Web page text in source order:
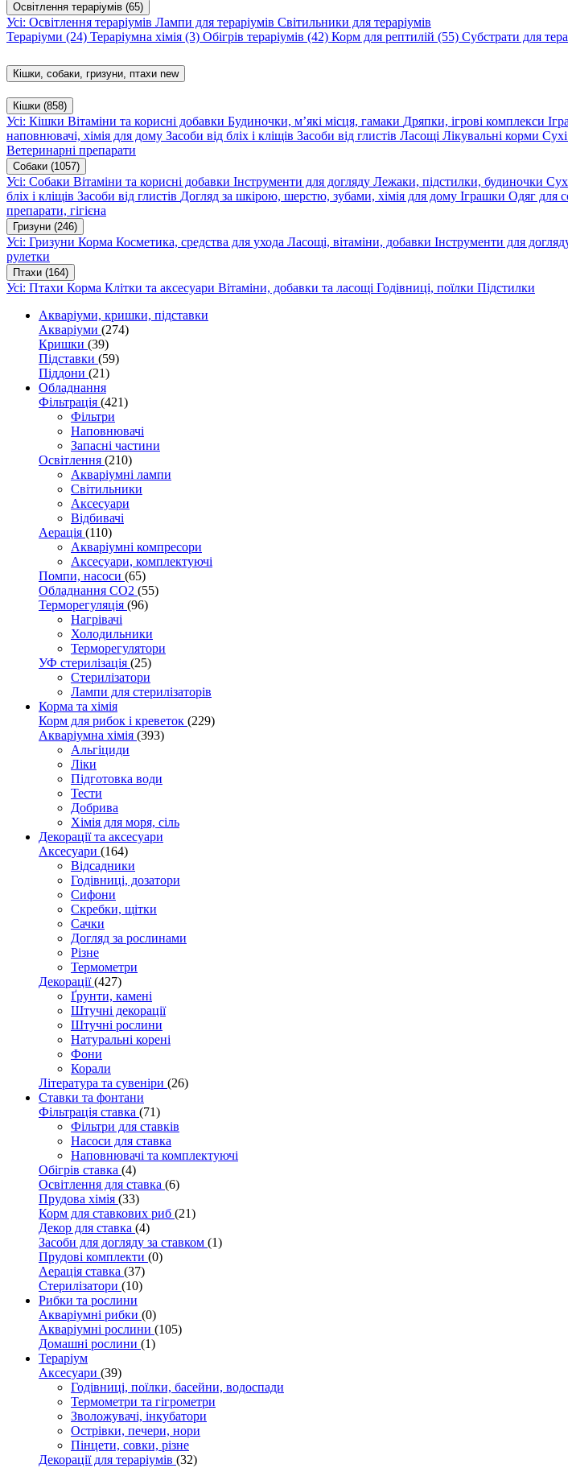
Освітлення тераріумів (65)
Усі: Освітлення тераріумів Лампи для тераріумів Світильники для тераріумів
Тераріуми (24) Тераріумна хімія (3) Обігрів тераріумів (42) Корм для рептилій (55) Субстрати для
Кішки, собаки, гризуни, птахи new
Кішки (858)
Усі: Кішки Вітаміни та корисні добавки Будиночки, м’які місця, гамаки Дряпки, ігрові комплекси
наповнювачі, хімія для дому Засоби від бліх і кліщів Засоби від глистів Ласощі Лікувальні корми
Ветеринарні препарати
Собаки (1057)
Усі: Собаки Вітаміни та корисні добавки Інструменти для догляду Лежаки, підстилки, будиночки
бліх і кліщів Засоби від глистів Догляд за шкірою, шерстю, зубами, хімія для дому Іграшки Одяг для
препарати, гігієна
Гризуни (246)
Усі: Гризуни Корма Косметика, средства для ухода Ласощі, вітаміни, добавки Інструменти для
рулетки
Птахи (164)
Усі: Птахи Корма Клітки та аксесуари Вітаміни, добавки та ласощі Годівниці, поїлки Підстилки
Акваріуми, кришки, підставки
Акваріуми (274)
Кришки (39)
Підставки (59)
Піддони (21)
Обладнання
Фільтрація (421)
Фільтри
Наповнювачі
Запасні частини
Освітлення (210)
Акваріумні лампи
Світильники
Аксесуари
Відбивачі
Аерація (110)
Акваріумні компресори
Аксесуари, комплектуючі
Помпи, насоси (65)
Обладнання CO2 (55)
Терморегуляція (96)
Нагрівачі
Холодильники
Терморегулятори
УФ стерилізація (25)
Стерилізатори
Лампи для стерилізаторів
Корма та хімія
Корм для рибок і креветок (229)
Акваріумна хімія (393)
Альгіциди
Ліки
Підготовка води
Тести
Добрива
Хімія для моря, сіль
Декорації та аксесуари
Аксесуари (164)
Відсадники
Годівниці, дозатори
Сифони
Скребки, щітки
Сачки
Догляд за рослинами
Різне
Термометри
Декорації(427)
Ґрунти, камені
Штучні декорації
Штучні рослини
Натуральні корені
Фони
Корали
Література та сувеніри (26)
Ставки та фонтани
Фільтрація ставка (71)
Фільтри для ставків
Насоси для ставка
Наповнювачі та комплектуючі
Обігрів ставка (4)
Освітлення для ставка (6)
Прудова хімія (33)
Корм для ставкових риб (21)
Декор для ставка (4)
Засоби для догляду за ставком (1)
Прудові комплекти (0)
Аерація ставка (37)
Стерилізатори (10)
Рибки та рослини
Акваріумні рибки (0)
Акваріумні рослини (105)
Домашні рослини (1)
Тераріум
Аксесуари (39)
Годівниці, поїлки, басейни, водоспади
Термометри та гігрометри
Зволожувачі, інкубатори
Острівки, печери, нори
Пінцети, совки, різне
Декорації для тераріумів (32)